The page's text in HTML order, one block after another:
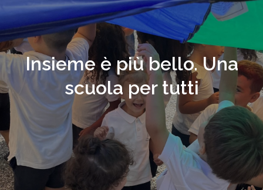
Insieme è più bello. Una
scuola per tutti